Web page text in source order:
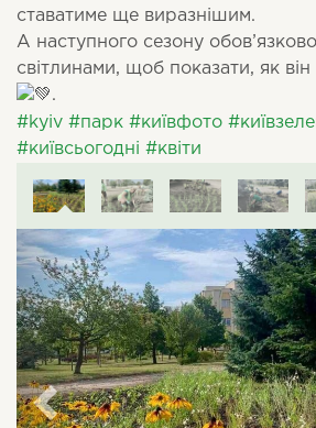
ставатиме ще виразнішим.
А наступного сезону
світлинами, щоб показати, як він
.
#kyiv #парк #київфото
#київсьогодні #квіти